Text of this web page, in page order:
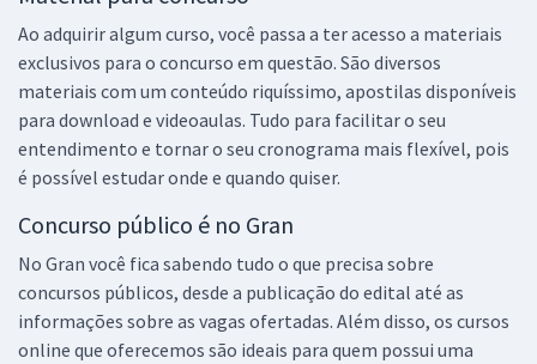
Ao adquirir algum curso, você passa a ter acesso a materiais
exclusivos para o concurso em questão. São diversos
materiais com um conteúdo riquíssimo, apostilas disponíveis
para download e videoaulas. Tudo para facilitar o seu
entendimento e tornar o seu cronograma mais flexível, pois
é possível estudar onde e quando quiser.
Concurso público é no Gran
No Gran você fica sabendo tudo o que precisa sobre
concursos públicos, desde a publicação do edital até as
informações sobre as vagas ofertadas. Além disso, os cursos
online que oferecemos são ideais para quem possui uma